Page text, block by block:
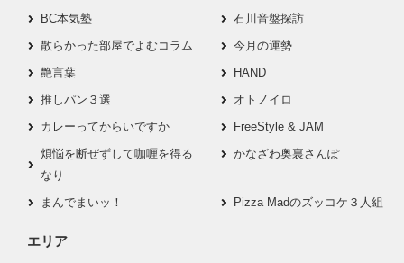
BC本気塾
石川音盤探訪
散らかった部屋でよむコラム
今月の運勢
艶言葉
HAND
推しパン３選
オトノイロ
カレーってからいですか
FreeStyle & JAM
煩悩を断ぜずして咖喱を得る
なり
かなざわ奥裏さんぽ
まんでまいッ！ Pizza Madのズッコケ３人組
エリア